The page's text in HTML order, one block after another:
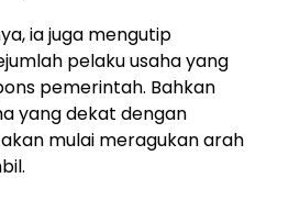
ia juga mengutip
pelaku usaha yang
pemerintah. Bahkan
yang dekat dengan
mulai meragukan arah